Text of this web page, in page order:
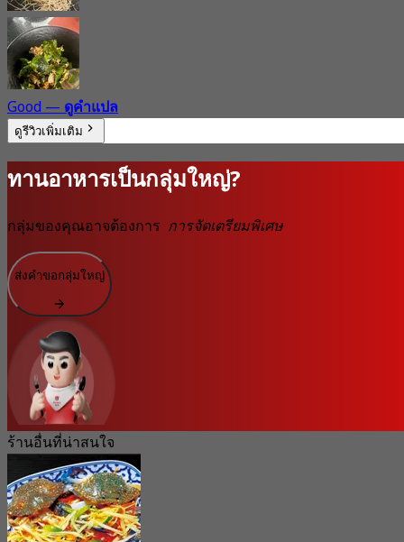
Good—ดูคำแปล
ดูรีวิวเพิ่มเติม
ทานอาหารเป็นกลุ่มใหญ่?
กลุ่มของคุณอาจต้องการ การจัดเตรียมพิเศษ
ส่งคำขอกลุ่มใหญ่
ร้านอื่นที่น่าสนใจ